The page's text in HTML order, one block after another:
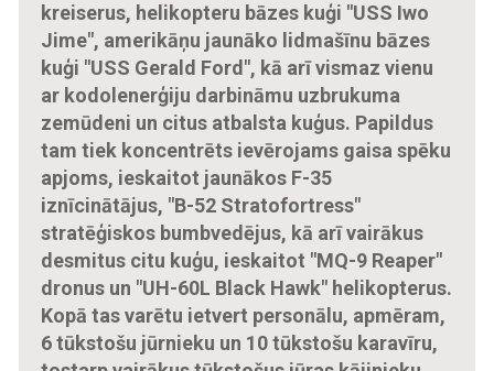
kreiserus, helikopteru bāzes kuģi "USS Iwo
Jime", amerikāņu jaunāko lidmašīnu bāzes
kuģi "USS Gerald Ford", kā arī vismaz vienu
ar kodolenerģiju darbināmu uzbrukuma
zemūdeni un citus atbalsta kuģus. Papildus
tam tiek koncentrēts ievērojams gaisa spēku
apjoms, ieskaitot jaunākos F-35
iznīcinātājus, "B-52 Stratofortress"
stratēģiskos bumbvedējus, kā arī vairākus
desmitus citu kuģu, ieskaitot "MQ-9 Reaper"
dronus un "UH-60L Black Hawk" helikopterus.
Kopā tas varētu ietvert personālu, apmēram,
6 tūkstošu jūrnieku un 10 tūkstošu karavīru,